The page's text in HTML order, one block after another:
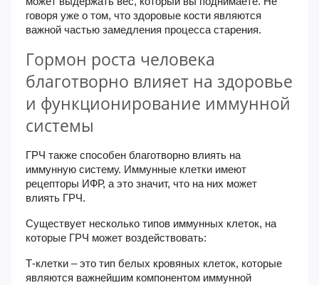
говоря уже о том, что здоровые кости являются
важной частью замедления процесса старения.
Гормон роста человека
благотворно влияет на здоровье
и функционирование иммунной
системы
ГРЧ также способен благотворно влиять на
иммунную систему. Иммунные клетки имеют
рецепторы ИФР, а это значит, что на них может
влиять ГРЧ.
Существует несколько типов иммунных клеток, на
которые ГРЧ может воздействовать:
Т-клетки – это тип белых кровяных клеток, которые
являются важнейшим компонентом иммунной